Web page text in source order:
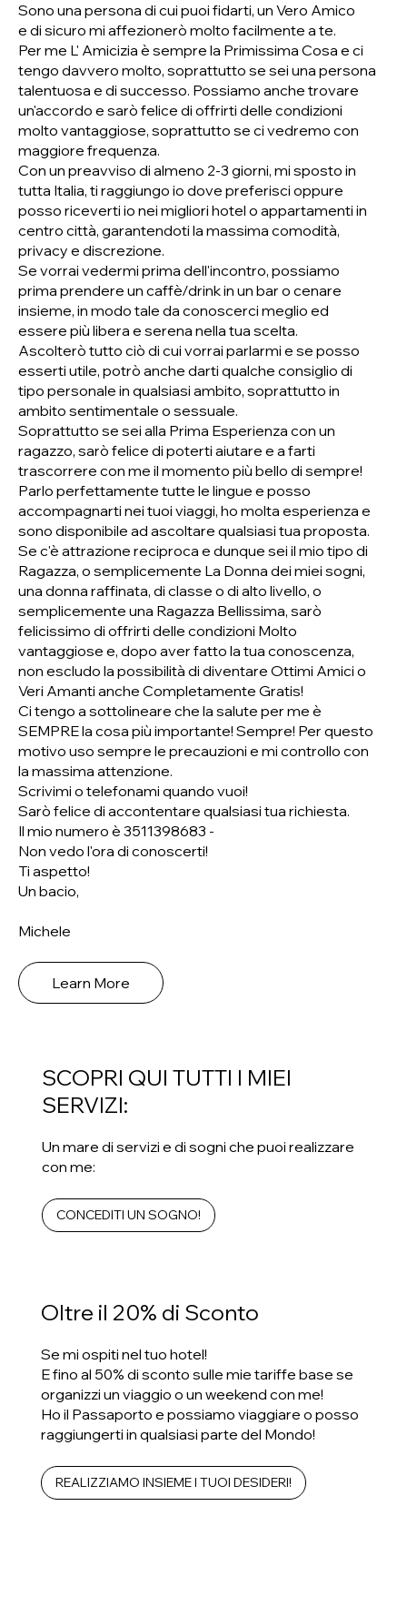
Sono una persona di cui puoi fidarti, un Vero Amico
e di sicuro mi affezionerò molto facilmente a te.
Per me L' Amicizia è sempre la Primissima Cosa e ci
tengo davvero molto, soprattutto se sei una persona
talentuosa e di successo. Possiamo anche trovare
un'accordo e sarò felice di offrirti delle condizioni
molto vantaggiose, soprattutto se ci vedremo con
maggiore frequenza.
Con un preavviso di almeno 2-3 giorni, mi sposto in
tutta Italia, ti raggiungo io dove preferisci oppure
posso riceverti io nei migliori hotel o appartamenti in
centro città, garantendoti la massima comodità,
privacy e discrezione.
Se vorrai vedermi prima dell'incontro, possiamo
prima prendere un caffè/drink in un bar o cenare
insieme, in modo tale da conoscerci meglio ed
essere più libera e serena nella tua scelta.
Ascolterò tutto ciò di cui vorrai parlarmi e se posso
esserti utile, potrò anche darti qualche consiglio di
tipo personale in qualsiasi ambito, soprattutto in
ambito sentimentale o sessuale.
Soprattutto se sei alla Prima Esperienza con un
ragazzo, sarò felice di poterti aiutare e a farti
trascorrere con me il momento più bello di sempre!
Parlo perfettamente tutte le lingue e posso
accompagnarti nei tuoi viaggi, ho molta esperienza e
sono disponibile ad ascoltare qualsiasi tua proposta.
Se c'è attrazione reciproca e dunque sei il mio tipo di
Ragazza, o semplicemente La Donna dei miei sogni,
una donna raffinata, di classe o di alto livello, o
semplicemente una Ragazza Bellissima, sarò
felicissimo di offrirti delle condizioni Molto
vantaggiose e, dopo aver fatto la tua conoscenza,
non escludo la possibilità di diventare Ottimi Amici o
Veri Amanti anche Completamente Gratis!
Ci tengo a sottolineare che la salute per me è
SEMPRE la cosa più importante! Sempre! Per questo
motivo uso sempre le precauzioni e mi controllo con
la massima attenzione.
Scrivimi o telefonami quando vuoi!
Sarò felice di accontentare qualsiasi tua richiesta.
Il mio numero è 3511398683 -
Non vedo l'ora di conoscerti!
Ti aspetto!
Un bacio,
Michele
Learn More
SCOPRI QUI TUTTI I MIEI
SERVIZI:
Un mare di servizi e di sogni che puoi realizzare
con me:
CONCEDITI UN SOGNO!
Oltre il 20% di Sconto
Se mi ospiti nel tuo hotel!
E fino al 50% di sconto sulle mie tariffe base se
organizzi un viaggio o un weekend con me!
Ho il Passaporto e possiamo viaggiare o posso
raggiungerti in qualsiasi parte del Mondo!
REALIZZIAMO INSIEME I TUOI DESIDERI!